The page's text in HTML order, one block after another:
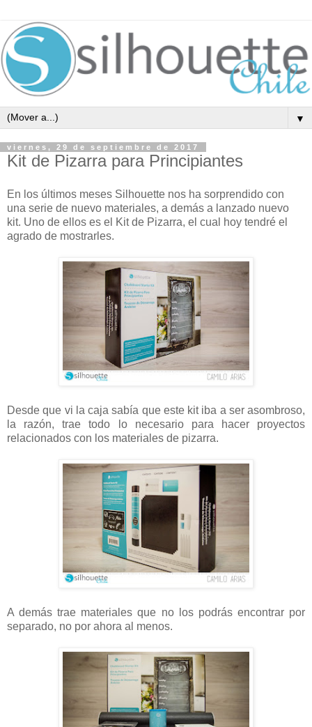
▼
viernes, 29 de septiembre de 2017
Kit de Pizarra para Principiantes
En los últimos meses Silhouette nos ha sorprendido con
una serie de nuevo materiales, a demás a lanzado nuevo
kit. Uno de ellos es el Kit de Pizarra, el cual hoy tendré el
agrado de mostrarles.
Desde que vi la caja sabía que este kit iba a ser asombroso,
la razón, trae todo lo necesario para hacer proyectos
relacionados con los materiales de pizarra.
A demás trae materiales que no los podrás encontrar por
separado, no por ahora al menos.